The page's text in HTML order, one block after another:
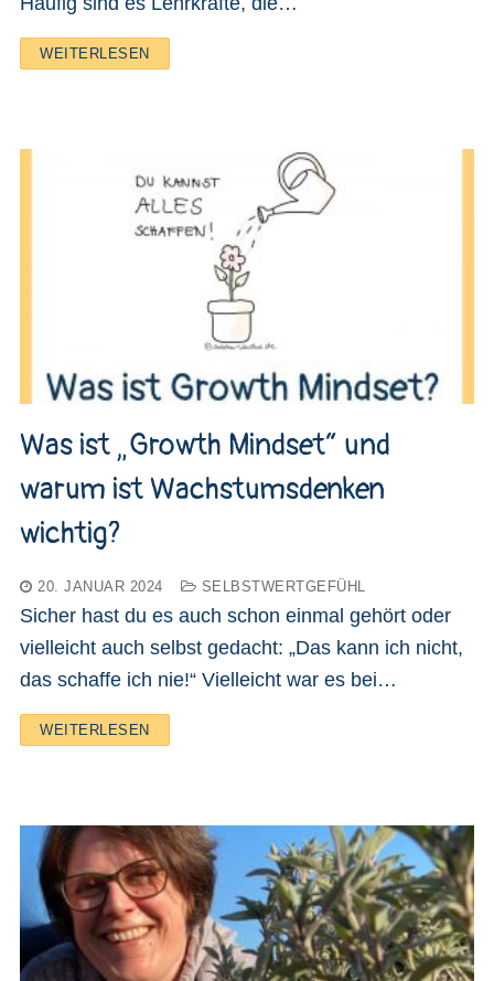
WEITERLESEN
Was ist „Growth Mindset“ und
warum ist Wachstumsdenken
wichtig?
20. JANUAR 2024 SELBSTWERTGEFÜHL
Sicher hast du es auch schon einmal gehört oder
vielleicht auch selbst gedacht: „Das kann ich nicht,
das schaffe ich nie!“ Vielleicht war es bei…
WEITERLESEN